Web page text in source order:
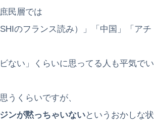
民層では
のフランス読み）」「中国」「アチ
ない」くらいに思ってる人も平気でい
うくらいですが、
ンが黙っちゃいないというおかしな状